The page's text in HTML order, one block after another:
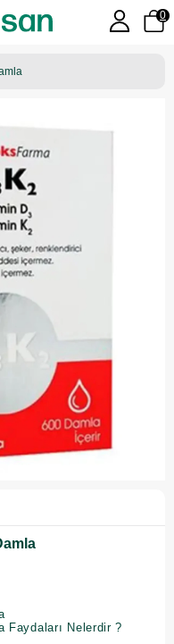
0
Faydaları Nelerdir ?